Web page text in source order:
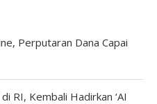
Perputaran Dana Capai
RI, Kembali Hadirkan ‘AI